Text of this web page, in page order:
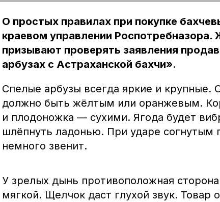
О простых правилах при покупке
краевом управлении Роспотребназора.
призывают проверять заявления
арбузах с Астраханской бахчи».
Спелые арбузы всегда яркие и крупные.
должно быть жёлтым или оранжевым.
и плодоножка — сухими. Ягода будет
шлёпнуть ладонью. При ударе согнутым
немного звенит.
У зрелых дынь противоположная сторона
мягкой. Щелчок даст глухой звук. Товар